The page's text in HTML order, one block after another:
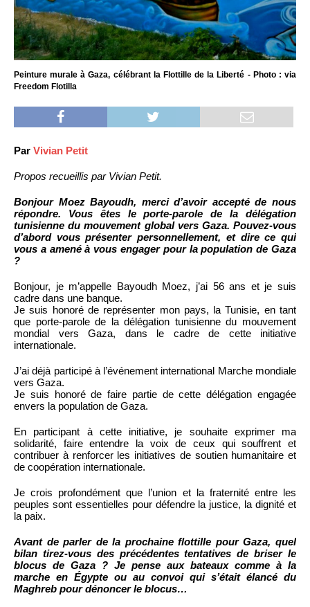
Peinture murale à Gaza, célébrant la Flottille de la Liberté - Photo : via
Freedom Flotilla
Par Vivian Petit
Propos recueillis par Vivian Petit.
Bonjour Moez Bayoudh, merci d’avoir accepté de nous
répondre. Vous êtes le porte-parole de la délégation
tunisienne du mouvement global vers Gaza. Pouvez-vous
d’abord vous présenter personnellement, et dire ce qui
vous a amené à vous engager pour la population de Gaza
?
Bonjour, je m’appelle Bayoudh Moez, j’ai 56 ans et je suis
cadre dans une banque.
Je suis honoré de représenter mon pays, la Tunisie, en tant
que porte-parole de la délégation tunisienne du mouvement
mondial vers Gaza, dans le cadre de cette initiative
internationale.
J’ai déjà participé à l’événement international Marche mondiale
vers Gaza.
Je suis honoré de faire partie de cette délégation engagée
envers la population de Gaza.
En participant à cette initiative, je souhaite exprimer ma
solidarité, faire entendre la voix de ceux qui souffrent et
contribuer à renforcer les initiatives de soutien humanitaire et
de coopération internationale.
Je crois profondément que l’union et la fraternité entre les
peuples sont essentielles pour défendre la justice, la dignité et
la paix.
Avant de parler de la prochaine flottille pour Gaza, quel
bilan tirez-vous des précédentes tentatives de briser le
blocus de Gaza ? Je pense aux bateaux comme à la
marche en Égypte ou au convoi qui s’était élancé du
Maghreb pour dénoncer le blocus…